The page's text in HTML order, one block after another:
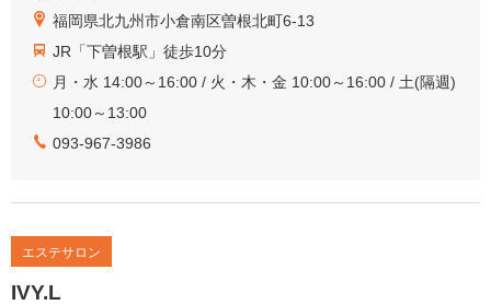
福岡県北九州市小倉南区曽根北町6-13
JR「下曽根駅」徒歩10分
月・水 14:00～16:00 / 火・木・金 10:00～16:00 / 土(隔週)
10:00～13:00
093-967-3986
エステサロン
IVY.L